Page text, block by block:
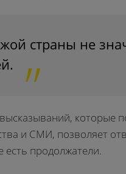
страны не
которые
и СМИ, позволяет
есть продолжатели.